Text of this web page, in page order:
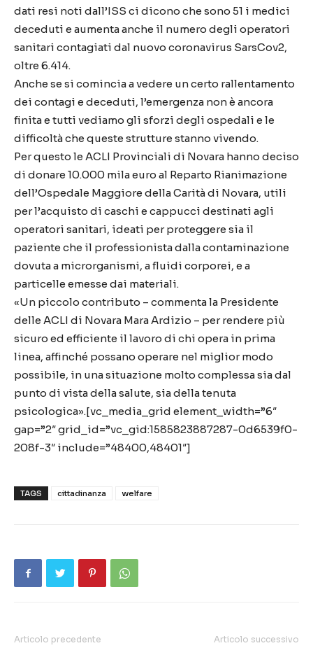
dati resi noti dall’ISS ci dicono che sono 51 i medici
deceduti e aumenta anche il numero degli operatori
sanitari contagiati dal nuovo coronavirus SarsCov2,
oltre 6.414.
Anche se si comincia a vedere un certo rallentamento
dei contagi e deceduti, l’emergenza non è ancora
finita e tutti vediamo gli sforzi degli ospedali e le
difficoltà che queste strutture stanno vivendo.
Per questo le ACLI Provinciali di Novara hanno deciso
di donare 10.000 mila euro al Reparto Rianimazione
dell’Ospedale Maggiore della Carità di Novara, utili
per l’acquisto di caschi e cappucci destinati agli
operatori sanitari, ideati per proteggere sia il
paziente che il professionista dalla contaminazione
dovuta a microrganismi, a fluidi corporei, e a
particelle emesse dai materiali.
«Un piccolo contributo – commenta la Presidente
delle ACLI di Novara Mara Ardizio – per rendere più
sicuro ed efficiente il lavoro di chi opera in prima
linea, affinché possano operare nel miglior modo
possibile, in una situazione molto complessa sia dal
punto di vista della salute, sia della tenuta
psicologica».[vc_media_grid element_width=”6″
gap=”2″ grid_id=”vc_gid:1585823887287-0d6539f0-
208f-3″ include=”48400,48401″]
TAGS cittadinanza welfare
Articolo precedente Articolo successivo